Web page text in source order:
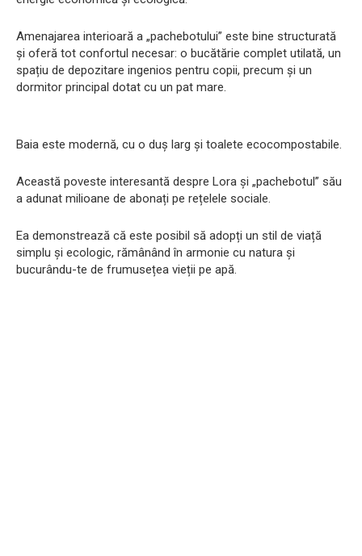
Amenajarea interioară a „pachebotului” este bine structurată
și oferă tot confortul necesar: o bucătărie complet utilată, un
spațiu de depozitare ingenios pentru copii, precum și un
dormitor principal dotat cu un pat mare.
Baia este modernă, cu o duș larg și toalete ecocompostabile.
Această poveste interesantă despre Lora și „pachebotul” său
a adunat milioane de abonați pe rețelele sociale.
Ea demonstrează că este posibil să adopți un stil de viață
simplu și ecologic, rămânând în armonie cu natura și
bucurându-te de frumusețea vieții pe apă.